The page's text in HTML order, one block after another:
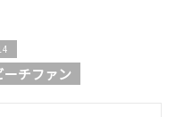
チファン